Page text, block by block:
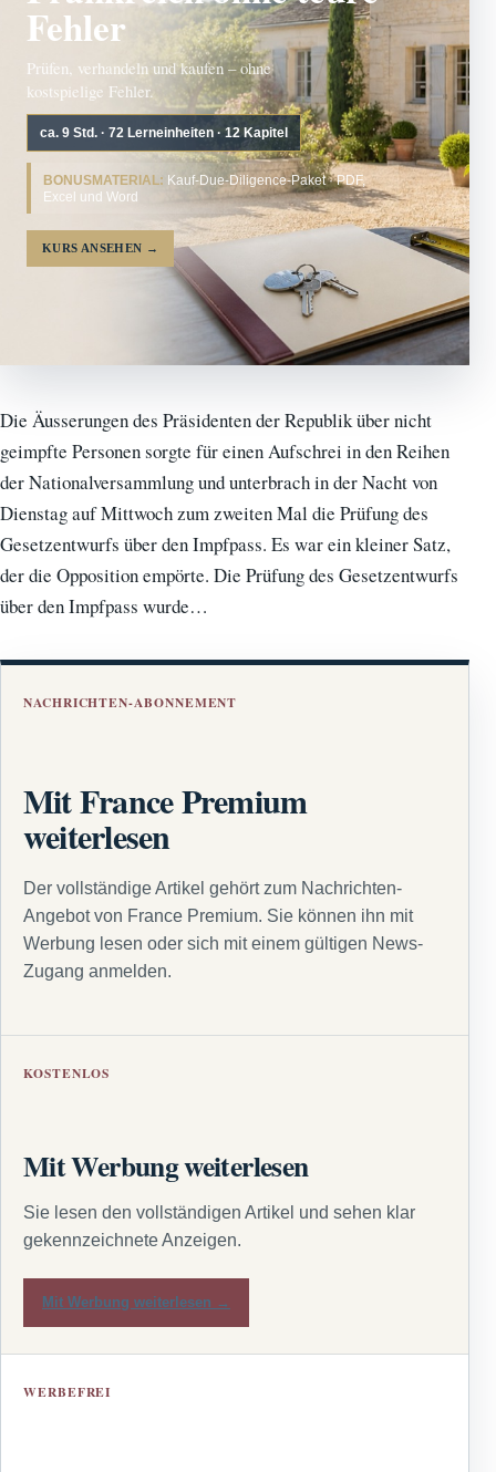
Fehler
Prüfen, verhandeln und kaufen – ohne
kostspielige Fehler.
ca. 9 Std. · 72 Lerneinheiten · 12 Kapitel
BONUSMATERIAL: Kauf-Due-Diligence-Paket · PDF,
Excel und Word
KURS ANSEHEN →
Die Äusserungen des Präsidenten der Republik über nicht
geimpfte Personen sorgte für einen Aufschrei in den Reihen
der Nationalversammlung und unterbrach in der Nacht von
Dienstag auf Mittwoch zum zweiten Mal die Prüfung des
Gesetzentwurfs über den Impfpass. Es war ein kleiner Satz,
der die Opposition empörte. Die Prüfung des Gesetzentwurfs
über den Impfpass wurde…
NACHRICHTEN-ABONNEMENT
Mit France Premium
weiterlesen
Der vollständige Artikel gehört zum Nachrichten-
Angebot von France Premium. Sie können ihn mit
Werbung lesen oder sich mit einem gültigen News-
Zugang anmelden.
KOSTENLOS
Mit Werbung weiterlesen
Sie lesen den vollständigen Artikel und sehen klar
gekennzeichnete Anzeigen.
Mit Werbung weiterlesen →
WERBEFREI